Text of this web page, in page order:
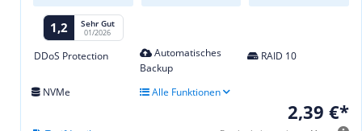
1,2 Sehr Gut
01/2026
DDoS Protection
Automatisches
Backup
RAID 10
NVMe Alle Funktionen
2,39 €*